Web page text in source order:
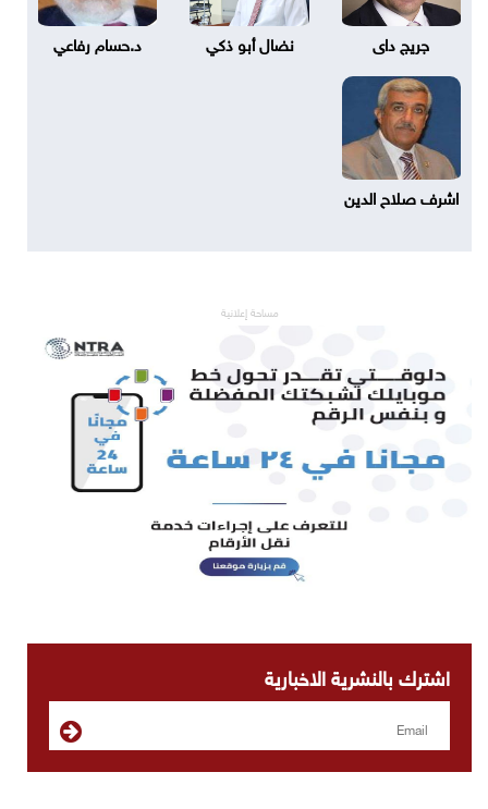
جريج داى نضال أبو ذكي د.حسام رفاعي
اشرف صلاح الدين
مساحة إعلانية
اشترك بالنشرية الاخبارية